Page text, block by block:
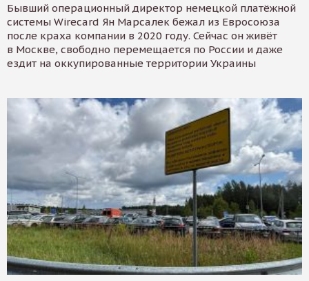
Бывший операционный директор немецкой платёжной
системы Wirecard Ян Марсалек бежал из Евросоюза
после краха компании в 2020 году. Сейчас он живёт
в Москве, свободно перемещается по России и даже
ездит на оккупированные территории Украины